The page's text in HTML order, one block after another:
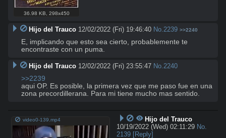
36.98 KB, 298x450
Hijo del Trauco 12/02/2022 (Fri) 19:46:40 No. 2239 >>2240
E, implicando que esto sea cierto, probablemente te
encontraste con un puma.
Hijo del Trauco 12/02/2022 (Fri) 23:55:47 No. 2240
>>2239
aqui OP. Es posible, la primera vez que me paso fue en una
zona precordillerana. Para mi tiene mucho mas sentido.
video0-139.mp4
Hijo del Trauco
10/19/2022 (Wed) 02:11:29 No.
2139 [Reply]